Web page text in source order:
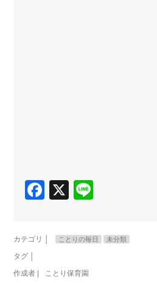
Facebook
X
カテゴリ │ ことりの毎日 未分類
タグ │
作成者 |
ことり保育園